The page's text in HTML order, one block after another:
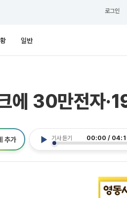
로그인
일반
에 30만전자
기사 듣기 00:00 /
추가